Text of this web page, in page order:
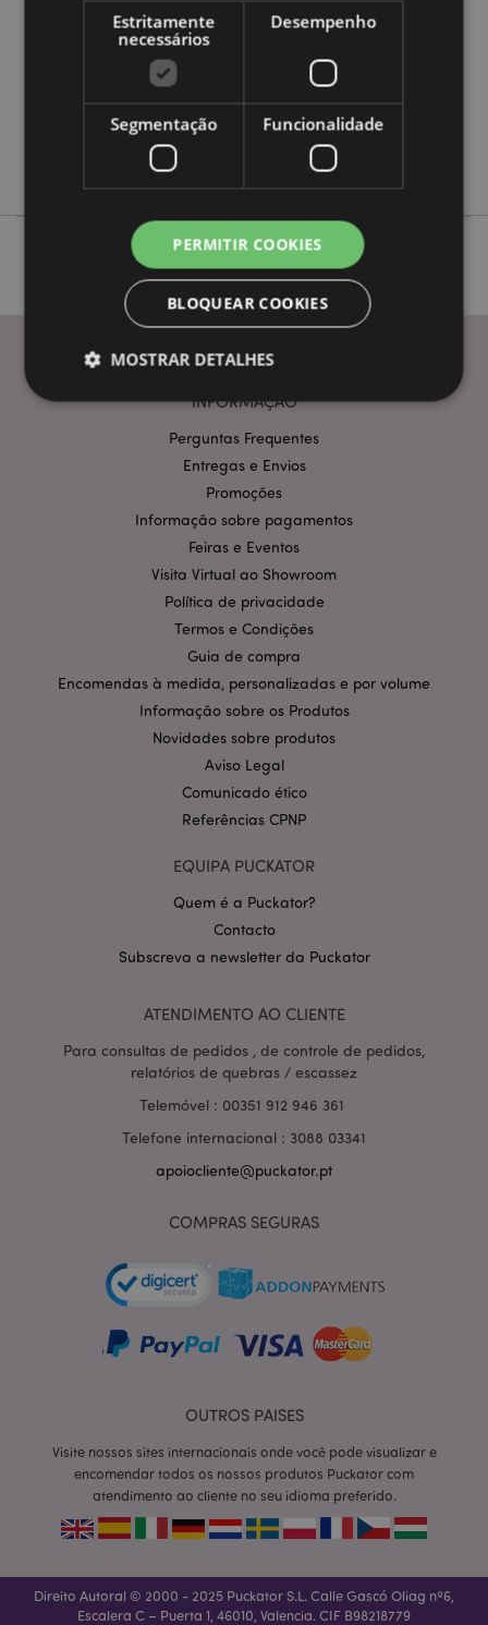
5055071762994
24
0.420000
Não
Não
INFORMAÇÃO
Perguntas Frequentes
Entregas e Envios
Promoções
Informação sobre pagamentos
Feiras e Eventos
Visita Virtual ao Showroom
Política de privacidade
Termos e Condições
Guia de compra
Encomendas à medida, personalizadas e por volume
Informação sobre os Produtos
Novidades sobre produtos
Aviso Legal
Comunicado ético
Referências CPNP
EQUIPA PUCKATOR
Quem é a Puckator?
Contacto
Subscreva a newsletter da Puckator
ATENDIMENTO AO CLIENTE
Para consultas de pedidos , de controle de pedidos,
relatórios de quebras / escassez
Telemóvel : 00351 912 946 361
Telefone internacional : 3088 03341
apoiocliente@puckator.pt
COMPRAS SEGURAS
OUTROS PAISES
Visite nossos sites internacionais onde você pode visualizar e
encomendar todos os nossos produtos Puckator com
atendimento ao cliente no seu idioma preferido.
Direito Autoral © 2000 - 2025 Puckator S.L. Calle Gascó Oliag nº6,
Escalera C – Puerta 1, 46010, Valencia. CIF B98218779
Estritamente
necessários
Desempenho
Segmentação Funcionalidade
PERMITIR COOKIES
BLOQUEAR COOKIES
MOSTRAR DETALHES
Estritamente necessários
Desempenho
Segmentação
Funcionalidade
Os cookies estritamente necessários permitem
funcionalidades centrais do website, tais como login
de utilizador e gestão de conta. O sítio web não
pode ser utilizado correctamente sem os cookies
.puckator.pt
mage-cache-storage-section-
PHPSESSID
PHP.net
.www.puckator.pt
section_data_ids
Adobe Inc.
www.puckator.pt
Política de Privacidade da